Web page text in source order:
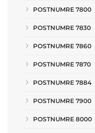
POSTNUMRE 7800
POSTNUMRE 7830
POSTNUMRE 7860
POSTNUMRE 7870
POSTNUMRE 7884
POSTNUMRE 7900
POSTNUMRE 8000